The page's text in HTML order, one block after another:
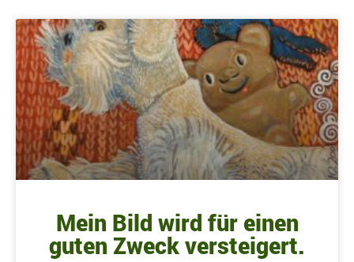
Mein Bild wird für einen
guten Zweck versteigert.